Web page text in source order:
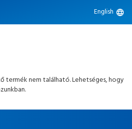
English language
termék nem található. Lehetséges, hogy